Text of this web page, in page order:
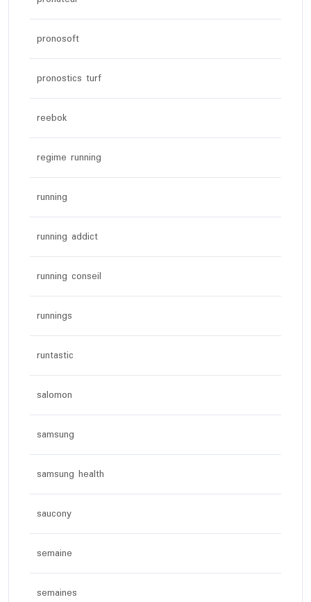
pronosoft
pronostics turf
reebok
regime running
running
running addict
running conseil
runnings
runtastic
salomon
samsung
samsung health
saucony
semaine
semaines